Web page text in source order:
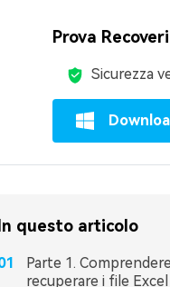
Prova
Sicurezza
In questo articolo
Parte 1.
recuperare i file Excel